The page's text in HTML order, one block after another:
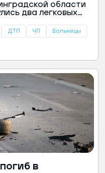
области
два легковых
сообщили в пресс-
ДТП ЧП Больницы
в